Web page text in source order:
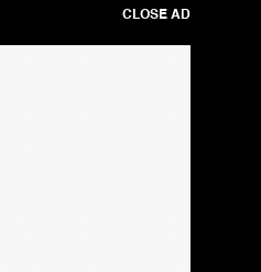
CLOSE AD